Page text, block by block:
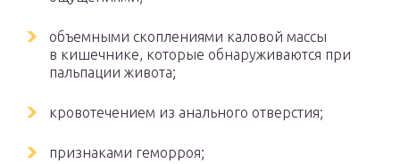
объемными скоплениями каловой массы
в кишечнике, которые обнаруживаются при
пальпации живота;
кровотечением из анального отверстия;
признаками геморроя;